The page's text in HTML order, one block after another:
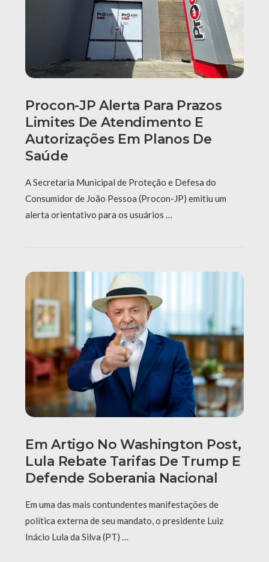
Procon-JP Alerta Para Prazos
Limites De Atendimento E
Autorizações Em Planos De
Saúde
A Secretaria Municipal de Proteção e Defesa do
Consumidor de João Pessoa (Procon-JP) emitiu um
alerta orientativo para os usuários …
Em Artigo No Washington Post,
Lula Rebate Tarifas De Trump E
Defende Soberania Nacional
Em uma das mais contundentes manifestações de
política externa de seu mandato, o presidente Luiz
Inácio Lula da Silva (PT) …